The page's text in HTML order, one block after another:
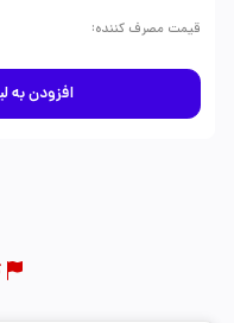
قیمت مصرف کننده:
افزودن به لیست